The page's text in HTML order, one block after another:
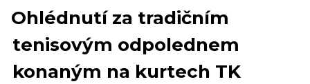
Ohlédnutí za tradičním
tenisovým odpolednem
konaným na kurtech TK